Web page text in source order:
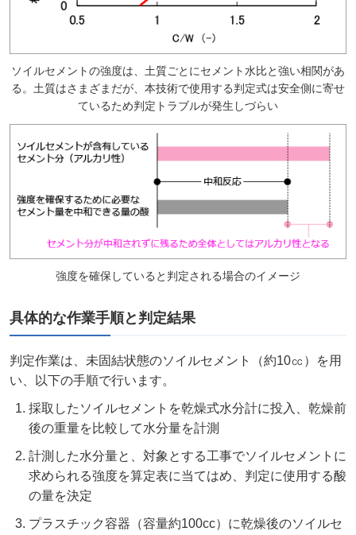
ソイルセメントの強度は、土質ごとにセメント水比と強い相関があ
る。土質はさまざまだが、 本技術で使用する判定式は安全側に寄せ
ているため判定トラブルが発生しづらい
強度を確保していると判定される場合のイメージ
具体的な作業手順と判定結果
判定作業は、未固結状態のソイルセメント（約10㏄）を用
い、以下の手順で行います。
採取したソイルセメントを乾燥式水分計に投入、乾燥前
後の重量を比較して水分量を計測
計測した水分量と、対象とする工事でソイルセメントに
求められる強度を算定表に当てはめ、判定に使用する酸
の量を決定
プラスチック容器（容量約100cc）に乾燥後のソイルセ